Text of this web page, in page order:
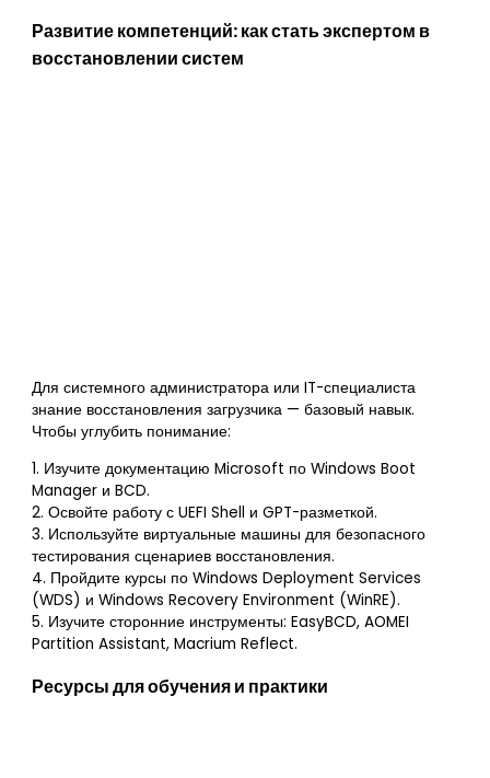
Развитие компетенций: как стать экспертом в
восстановлении систем
Для системного администратора или IT-специалиста
знание восстановления загрузчика — базовый навык.
Чтобы углубить понимание:
1. Изучите документацию Microsoft по Windows Boot
Manager и BCD.
2. Освойте работу с UEFI Shell и GPT-разметкой.
3. Используйте виртуальные машины для безопасного
тестирования сценариев восстановления.
4. Пройдите курсы по Windows Deployment Services
(WDS) и Windows Recovery Environment (WinRE).
5. Изучите сторонние инструменты: EasyBCD, AOMEI
Partition Assistant, Macrium Reflect.
Ресурсы для обучения и практики